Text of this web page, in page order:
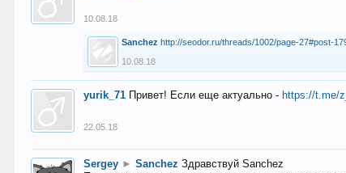
10.08.18
Sanchez http://seodor.ru/threads/1002/page-27#post-
10.08.18
yurik_71 Привет! Если еще актуально - https://t.me/
22.05.18
Sergey ► Sanchez Здравствуй Sanchez